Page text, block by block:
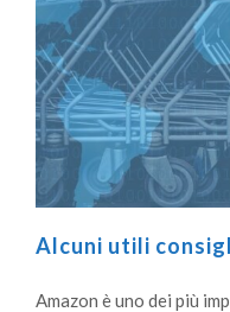
Alcuni utili
Amazon è uno dei più